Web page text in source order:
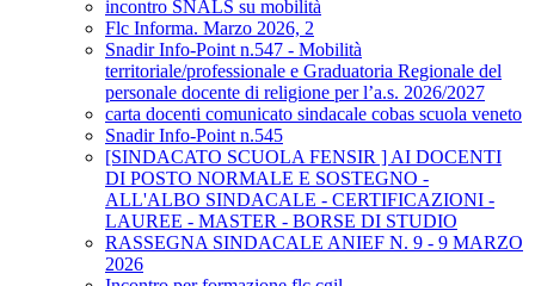
incontro SNALS su mobilità
Flc Informa. Marzo 2026, 2
Snadir Info-Point n.547 - Mobilità
territoriale/professionale e Graduatoria Regionale del
personale docente di religione per l’a.s. 2026/2027
carta docenti comunicato sindacale cobas scuola veneto
Snadir Info-Point n.545
[SINDACATO SCUOLA FENSIR ] AI DOCENTI
DI POSTO NORMALE E SOSTEGNO -
ALL'ALBO SINDACALE - CERTIFICAZIONI -
LAUREE - MASTER - BORSE DI STUDIO
RASSEGNA SINDACALE ANIEF N. 9 - 9 MARZO
2026